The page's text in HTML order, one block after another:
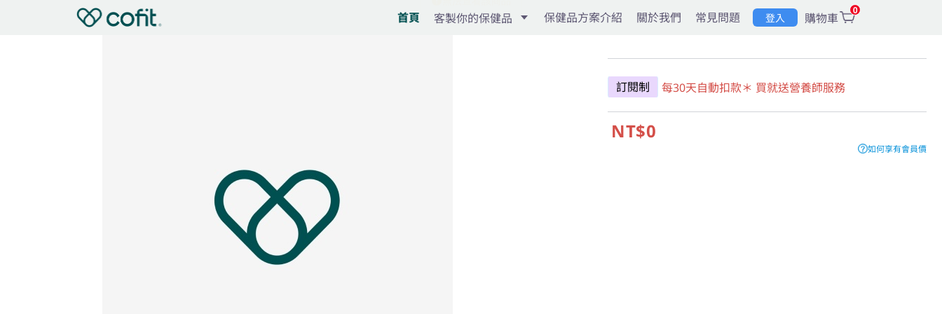
首頁 客製你的保健品 保健品方案介紹 關於我們 常見問題 登入 購物車
0
訂閱制 每30天自動扣款＊ 買就送營養師服務
NT$0
如何享有會員價